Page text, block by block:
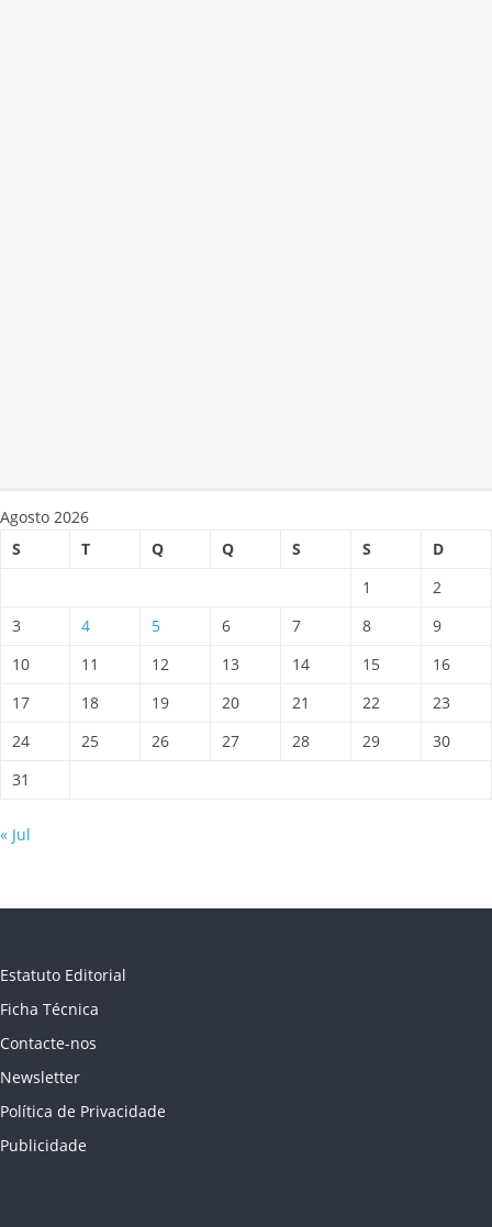
Agosto 2026
S
T Q Q S S
D
1
2
3
4 5 6 7 8
9
10
11 12 13 14 15
16
17
18 19 20 21 22
23
24
25 26 27 28 29
30
31
« Jul
Estatuto Editorial
Ficha Técnica
Contacte-nos
Newsletter
Política de Privacidade
Publicidade